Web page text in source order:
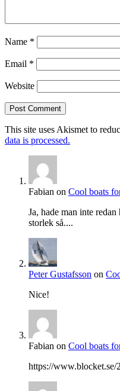
Name *
Email *
Website
This site uses Akismet to
data is processed.
Fabian on Cool boats
Ja, hade man inte
storlek så....
Peter Gustafsson on
Nice!
Fabian on Cool boats
https://www.blocket.se/